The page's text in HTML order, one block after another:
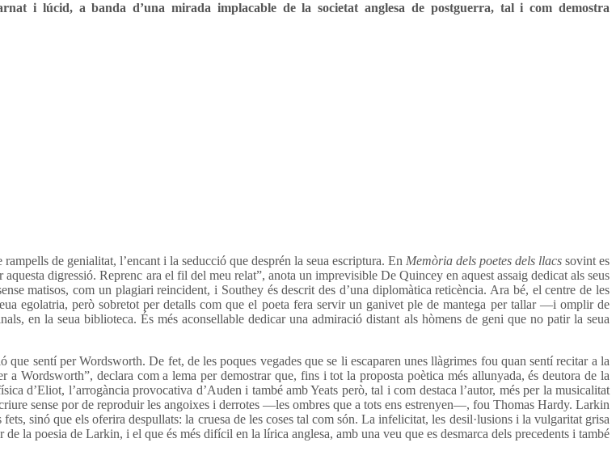
i lúcid, a banda d’una mirada implacable de la societat anglesa de postguerra, tal i com demostra
de genialitat, l’encant i la seducció que desprén la seua escriptura. En Memòria dels poetes dels llacs sovint es
digressió. Reprenc ara el fil del meu relat”, anota un imprevisible De Quincey en aquest assaig dedicat als seus
matisos, com un plagiari reincident, i Southey és descrit des d’una diplomàtica reticència. Ara bé, el centre de les
egolatria, però sobretot per detalls com que el poeta fera servir un ganivet ple de mantega per tallar —i omplir de
en la seua biblioteca. És més aconsellable dedicar una admiració distant als hòmens de geni que no patir la seua
sentí per Wordsworth. De fet, de les poques vegades que se li escaparen unes llàgrimes fou quan sentí recitar a la
a Wordsworth”, declara com a lema per demostrar que, fins i tot la proposta poètica més allunyada, és deutora de la
d’Eliot, l’arrogància provocativa d’Auden i també amb Yeats però, tal i com destaca l’autor, més per la musicalitat
sense por de reproduir les angoixes i derrotes —les ombres que a tots ens estrenyen—, fou Thomas Hardy. Larkin
sinó que els oferira despullats: la cruesa de les coses tal com són. La infelicitat, les desil·lusions i la vulgaritat grisa
la poesia de Larkin, i el que és més difícil en la lírica anglesa, amb una veu que es desmarca dels precedents i també